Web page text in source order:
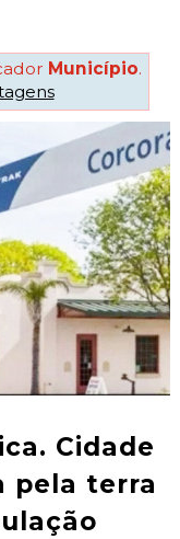
Município.
Cidade
pela terra